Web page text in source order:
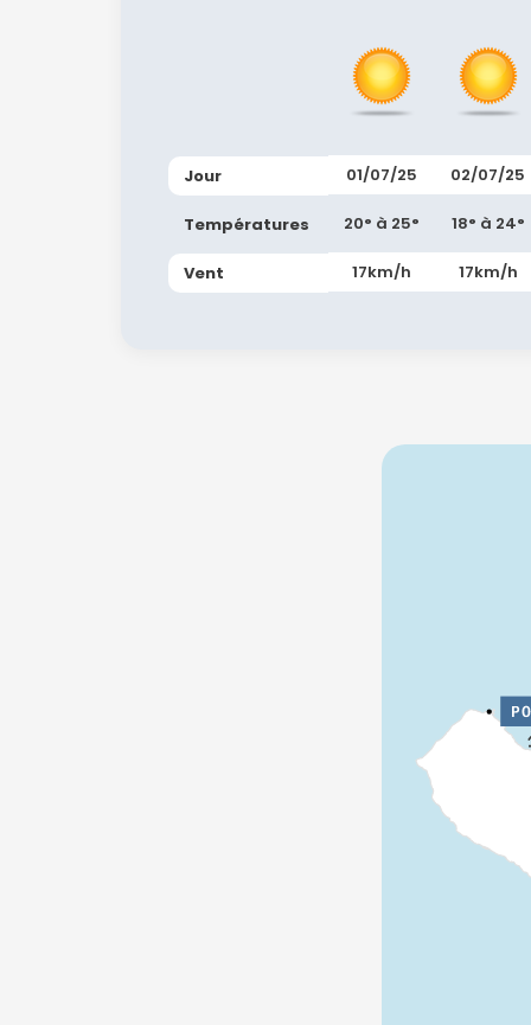
Jour
Températures
Vent
01/07/25
20° à 25°
17km/h
02/07/25
18° à 24°
17km/h